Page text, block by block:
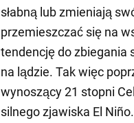
słabną lub zmieniają
przemieszczać się na
tendencję do zbiegania
na lądzie. Tak więc
wynoszący 21 stopni
silnego zjawiska El Niño.